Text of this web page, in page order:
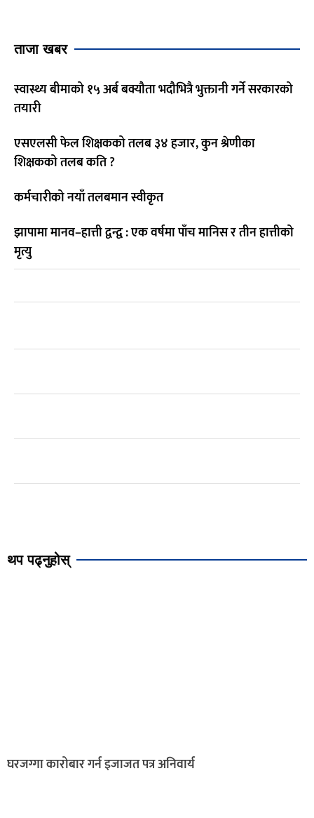
ताजा खबर
स्वास्थ्य बीमाको १५ अर्ब बक्यौता भदौभित्रै भुक्तानी गर्ने सरकारको
तयारी
एसएलसी फेल शिक्षकको तलब ३४ हजार, कुन श्रेणीका
शिक्षकको तलब कति ?
कर्मचारीको नयाँ तलबमान स्वीकृत
झापामा मानव–हात्ती द्वन्द्व : एक वर्षमा पाँच मानिस र तीन हात्तीको
मृत्यु
थप पढ्नुहोस्
घरजग्गा कारोबार गर्न इजाजत पत्र अनिवार्य